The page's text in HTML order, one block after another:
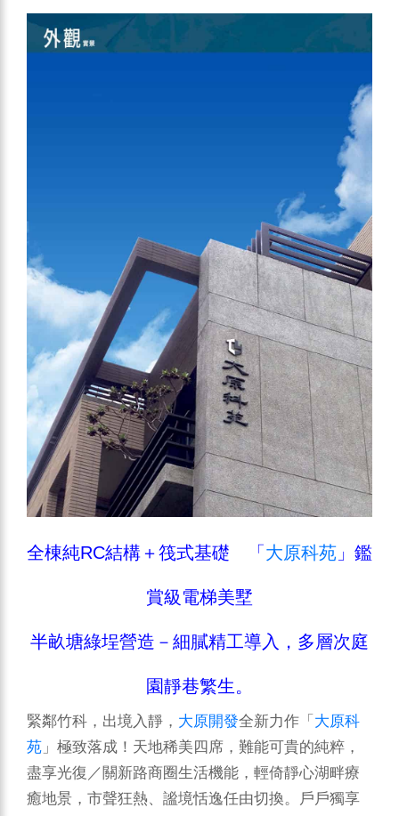
全棟純RC結構＋筏式基礎 「 大原科苑 」鑑
賞級電梯美墅
半畝塘綠埕營造－細膩精工導入，多層次庭
園靜巷繁生。
緊鄰竹科，出境入靜， 大原開發全新力作「 大原科
苑 」極致落成！天地稀美四席，難能可貴的純粹，
盡享光復／關新路商圈生活機能，輕倚靜心湖畔療
癒地景，市聲狂熱、謐境恬逸任由切換。戶戶獨享